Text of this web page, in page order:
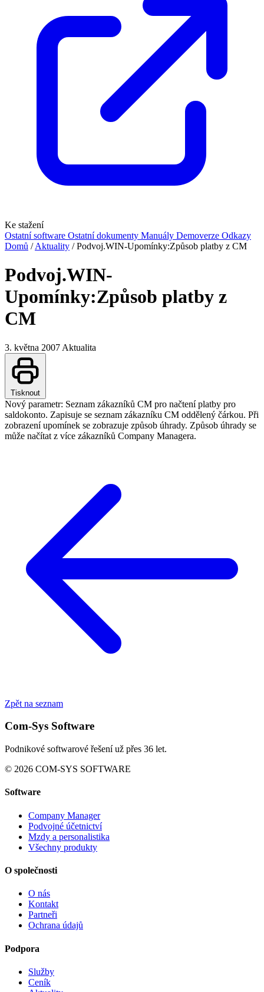
Ke stažení
Ostatní software Ostatní dokumenty Manuály Demoverze Odkazy
Domů / Aktuality / Podvoj.WIN-Upomínky:Způsob platby z CM
Podvoj.WIN-
Upomínky:Způsob platby z
CM
3. května 2007 Aktualita
Tisknout
Nový parametr: Seznam zákazníků CM pro načtení platby pro
saldokonto. Zapisuje se seznam zákazníku CM oddělený čárkou. Při
zobrazení upomínek se zobrazuje způsob úhrady. Způsob úhrady se
může načítat z více zákazníků Company Managera.
Zpět na seznam
Com-Sys Software
Podnikové softwarové řešení už přes 36 let.
© 2026 COM-SYS SOFTWARE
Software
Company Manager
Podvojné účetnictví
Mzdy a personalistika
Všechny produkty
O společnosti
O nás
Kontakt
Partneři
Ochrana údajů
Podpora
Služby
Ceník